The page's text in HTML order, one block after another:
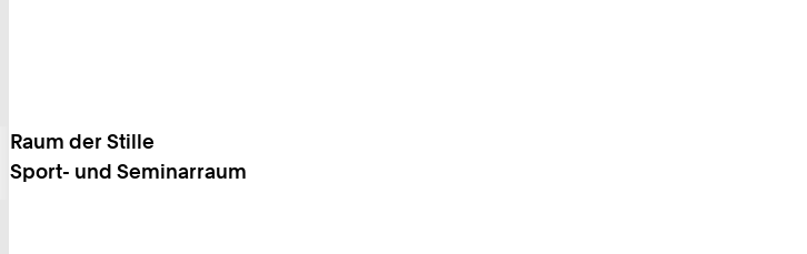
Raum der Stille
Sport- und Seminarraum